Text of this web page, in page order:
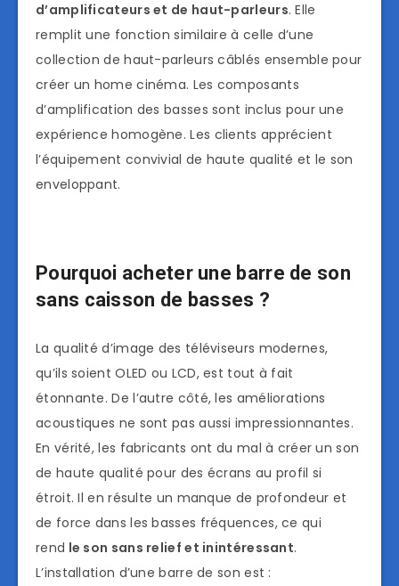
d’amplificateurs et de haut-parleurs. Elle
remplit une fonction similaire à celle d’une
collection de haut-parleurs câblés ensemble pour
créer un home cinéma. Les composants
d’amplification des basses sont inclus pour une
expérience homogène. Les clients apprécient
l’équipement convivial de haute qualité et le son
enveloppant.
Pourquoi acheter une barre de son
sans caisson de basses ?
La qualité d’image des téléviseurs modernes,
qu’ils soient OLED ou LCD, est tout à fait
étonnante. De l’autre côté, les améliorations
acoustiques ne sont pas aussi impressionnantes.
En vérité, les fabricants ont du mal à créer un son
de haute qualité pour des écrans au profil si
étroit. Il en résulte un manque de profondeur et
de force dans les basses fréquences, ce qui
rend le son sans relief et inintéressant.
L’installation d’une barre de son est :